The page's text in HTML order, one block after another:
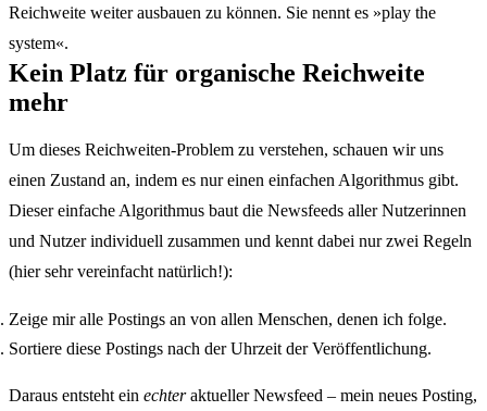
Reichweite weiter ausbauen zu können. Sie nennt es »play the
system«.
Kein Platz für organische Reichweite
mehr
Um dieses Reichweiten-Problem zu verstehen, schauen wir uns
einen Zustand an, indem es nur einen einfachen Algorithmus gibt.
Dieser einfache Algorithmus baut die Newsfeeds aller Nutzerinnen
und Nutzer individuell zusammen und kennt dabei nur zwei Regeln
(hier sehr vereinfacht natürlich!):
Zeige mir alle Postings an von allen Menschen, denen ich folge.
Sortiere diese Postings nach der Uhrzeit der Veröffentlichung.
Daraus entsteht ein echteraktueller Newsfeed – mein neues Posting,